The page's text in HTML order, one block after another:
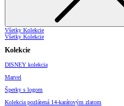
Všetky Kolekcie
Všetky Kolekcie
Kolekcie
DISNEY kolekcia
Marvel
Šperky s logom
Kolekcia pozlátená 14-karátovým zlatom